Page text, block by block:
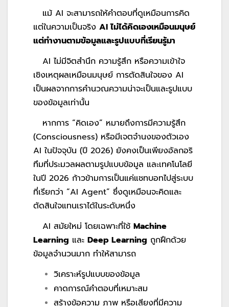
แม้ AI จะสามารถให้คำตอบที่ดูเหมือนการคิด
แต่ในความเป็นจริง AI ไม่ได้คิดเองเหมือนมนุษย์
แต่ทำงานตามข้อมูลและรูปแบบที่เรียนรู้มา
AI ไม่มีจิตสำนึก ความรู้สึก หรือความเข้าใจ
เชิงเหตุผลเหมือนมนุษย์ การตัดสินใจของ AI
เป็นผลจากการคำนวณความน่าจะเป็นและรูปแบบ
ของข้อมูลเท่านั้น
หากการ “คิดเอง” หมายถึงการมีความรู้สึก
(Consciousness) หรือมีเจตจำนงของตัวเอง
AI ในปัจจุบัน (ปี 2026) ยังคงเป็นเพียงอัลกอริ
ทึมที่ประมวลผลตามรูปแบบข้อมูล และเทคโนโลยี
ในปี 2026 ก้าวข้ามการเป็นแค่แชทบอทไปสู่ระบบ
ที่เรียกว่า “AI Agent” ซึ่งดูเหมือนจะคิดและ
ตัดสินใจแทนเราได้ในระดับหนึ่ง
AI สมัยใหม่ โดยเฉพาะที่ใช้ Machine
Learning และ Deep Learning ถูกฝึกด้วย
ข้อมูลจำนวนมาก ทำให้สามารถ
วิเคราะห์รูปแบบของข้อมูล
คาดการณ์คำตอบที่เหมาะสม
สร้างข้อความ ภาพ หรือเสียงที่มีความ